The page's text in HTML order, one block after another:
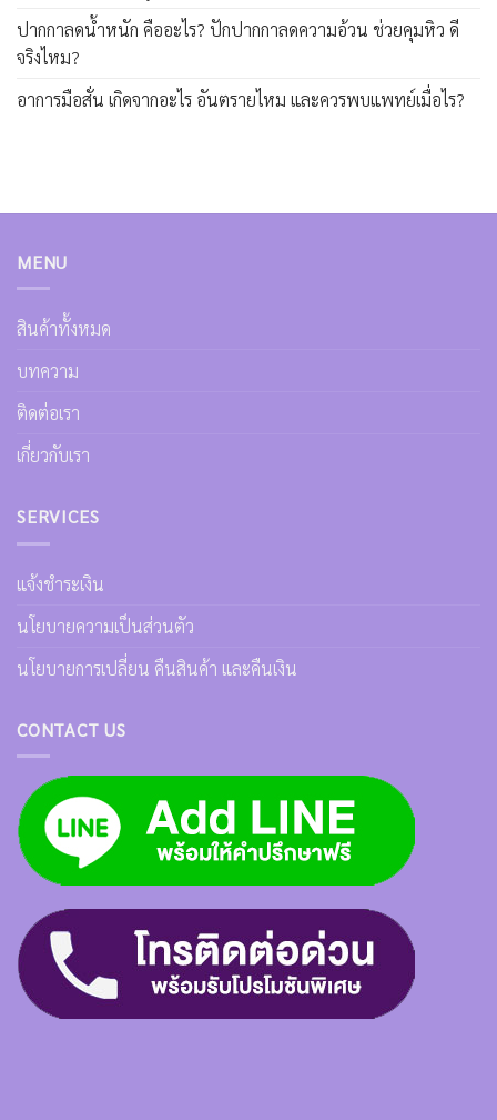
ปากกาลดน้ำหนัก คืออะไร? ปักปากกาลดความอ้วน ช่วยคุมหิว ดี
จริงไหม?
อาการมือสั่น เกิดจากอะไร อันตรายไหม และควรพบแพทย์เมื่อไร?
MENU
สินค้าทั้งหมด
บทความ
ติดต่อเรา
เกี่ยวกับเรา
SERVICES
แจ้งชำระเงิน
นโยบายความเป็นส่วนตัว
นโยบายการเปลี่ยน คืนสินค้า และคืนเงิน
CONTACT US